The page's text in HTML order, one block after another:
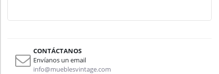
CONTÁCTANOS
Envíanos un email
info@mueblesvintage.com